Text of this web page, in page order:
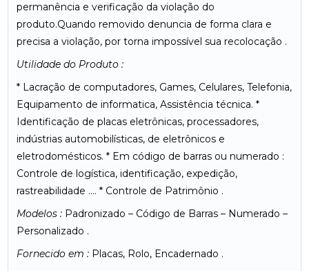
permanência e verificação da violação do
produto.Quando removido denuncia de forma clara e
precisa a violação, por torna impossível sua recolocação .
Utilidade do Produto :
* Lacração de computadores, Games, Celulares, Telefonia,
Equipamento de informatica, Assistência técnica. *
Identificação de placas eletrônicas, processadores,
indústrias automobilísticas, de eletrônicos e
eletrodomésticos. * Em código de barras ou numerado :
Controle de logística, identificação, expedição,
rastreabilidade …. * Controle de Patrimônio .
Modelos : Padronizado – Código de Barras – Numerado –
Personalizado .
Fornecido em : Placas, Rolo, Encadernado .